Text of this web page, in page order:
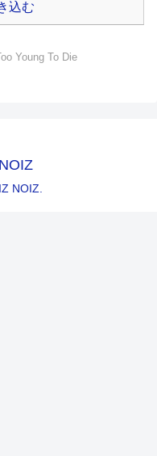
込む
Young To Die
NOIZ.